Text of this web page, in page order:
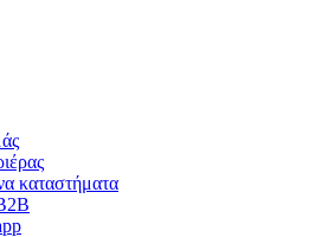
καταστήματα